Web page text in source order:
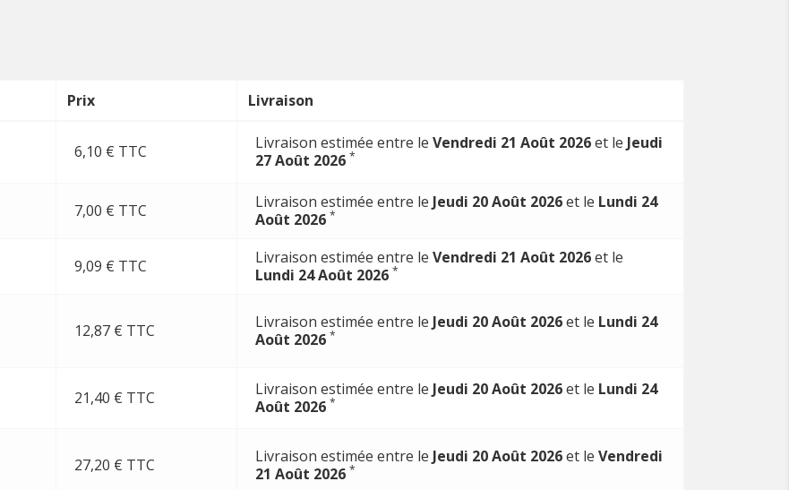
Prix Livraison
6,10 € TTC Livraison estimée entre le Vendredi 21 Août 2026et le Jeudi
27 Août 2026 *
7,00 € TTC Livraison estimée entre le Jeudi 20 Août 2026et le Lundi 24
Août 2026 *
9,09 € TTC Livraison estimée entre le Vendredi 21 Août 2026et le
Lundi 24 Août 2026 *
12,87 € TTC Livraison estimée entre le Jeudi 20 Août 2026et le Lundi 24
Août 2026 *
21,40 € TTC Livraison estimée entre le Jeudi 20 Août 2026et le Lundi 24
Août 2026 *
27,20 € TTC Livraison estimée entre le Jeudi 20 Août 2026et le Vendredi
21 Août 2026 *